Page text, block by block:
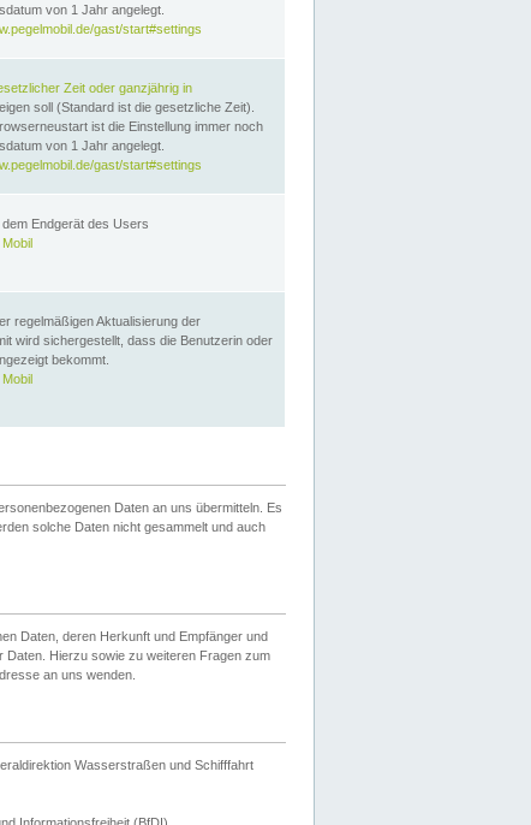
von 1 Jahr angelegt.
gast/start#settings
Zeit oder ganzjährig in
soll (Standard ist die gesetzliche Zeit).
ist die Einstellung immer noch
von 1 Jahr angelegt.
gast/start#settings
Endgerät des Users
regelmäßigen Aktualisierung der
wird sichergestellt, dass die Benutzerin oder
bekommt.
Daten an uns übermitteln. Es
solche Daten nicht gesammelt und auch
Daten, deren Herkunft und Empfänger und
Hierzu sowie zu weiteren Fragen zum
an uns wenden.
Wasserstraßen und Schifffahrt